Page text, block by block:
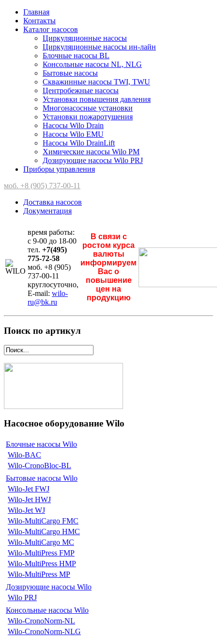
Главная
Контакты
Каталог насосов
Циркуляционные насосы
Циркуляционные насосы ин-лайн
Блочные насосы BL
Консольные насосы NL, NLG
Бытовые насосы
Скважинные насосы TWI, TWU
Центробежные насосы
Установки повышения давления
Многонасосные установки
Установки пожаротушения
Насосы Wilo Drain
Насосы Wilo EMU
Насосы Wilo DrainLift
Химические насосы Wilo PM
Дозирующие насосы Wilo PRJ
Приборы управления
моб. +8 (905) 737-00-11
Доставка насосов
Документация
время работы:
с 9-00 до 18-00
тел. +7(495)
775-72-58
моб. +8 (905)
737-00-11
круглосуточно,
E-mail: wilo-
ru@bk.ru
В связи с
ростом курса
валюты
информируем
Вас о
повышение
цен на
продукцию
Поиск по артикул
Насосное оборудование Wilo
Блочные насосы Wilo
Wilo-BAC
Wilo-CronoBloc-BL
Бытовые насосы Wilo
Wilo-Jet FWJ
Wilo-Jet HWJ
Wilo-Jet WJ
Wilo-MultiCargo FMC
Wilo-MultiCargo HMC
Wilo-MultiCargo MC
Wilo-MultiPress FMP
Wilo-MultiPress HMP
Wilo-MultiPress MP
Дозирующие насосы Wilo
Wilo PRJ
Консольные насосы Wilo
Wilo-CronoNorm-NL
Wilo-CronoNorm-NLG